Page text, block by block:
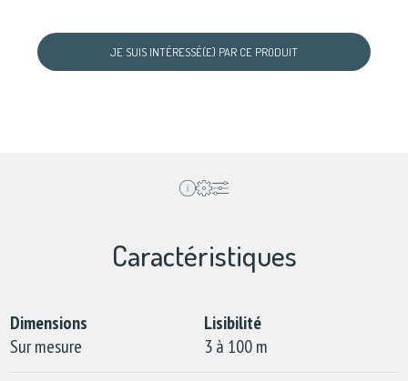
JE SUIS INTÉRESSÉ(E) PAR CE PRODUIT
Caractéristiques
Dimensions
Sur mesure
Lisibilité
3 à 100 m